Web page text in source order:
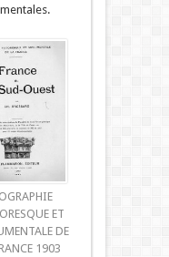
ET
DE
1903